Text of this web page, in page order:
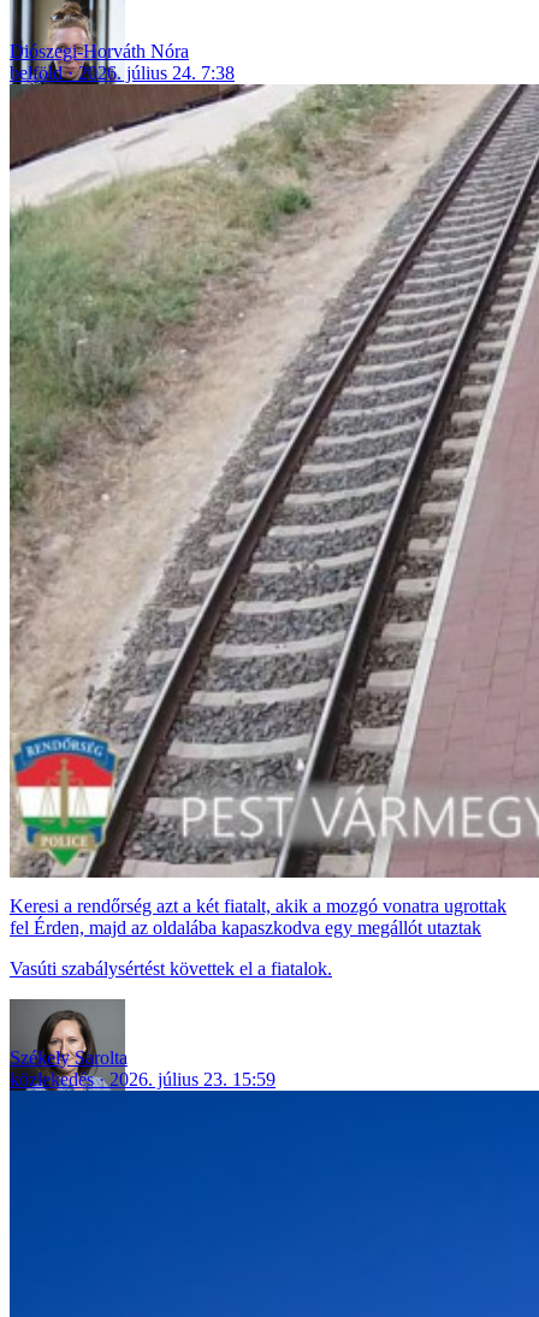
Diószegi-Horváth Nóra
belföld
2026. július 24. 7:38
Keresi a rendőrség azt a két fiatalt, akik a mozgó vonatra ugrottak
fel Érden, majd az oldalába kapaszkodva egy megállót utaztak
Vasúti szabálysértést követtek el a fiatalok.
Székely Sarolta
közlekedés
2026. július 23. 15:59